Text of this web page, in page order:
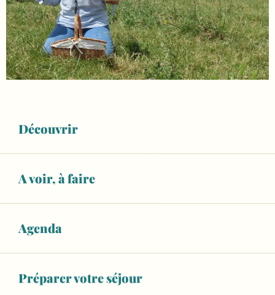
Découvrir
A voir, à faire
Agenda
Préparer votre séjour
Ouverture et coordonnées
Ouvert aujourd'hui
06 62 91 56▒▒
CONTACTEZ-NOUS